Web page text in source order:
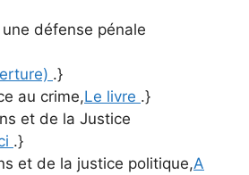
défense pénale
.}
au crime,Le livre .}
et de la Justice
.}
et de la justice politique,A